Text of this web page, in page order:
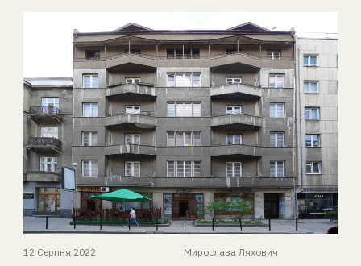
12 Серпня 2022 Мирослава Ляхович